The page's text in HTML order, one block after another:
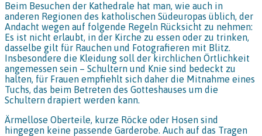
Beim Besuchen der Kathedrale hat man, wie auch in
anderen Regionen des katholischen Südeuropas üblich, der
Andacht wegen auf folgende Regeln Rücksicht zu nehmen:
Es ist nicht erlaubt, in der Kirche zu essen oder zu trinken,
dasselbe gilt für Rauchen und Fotografieren mit Blitz.
Insbesondere die Kleidung soll der kirchlichen Örtlichkeit
angemessen sein – Schultern und Knie sind bedeckt zu
halten, für Frauen empfiehlt sich daher die Mitnahme eines
Tuchs, das beim Betreten des Gotteshauses um die
Schultern drapiert werden kann.
Ärmellose Oberteile, kurze Röcke oder Hosen sind
hingegen keine passende Garderobe. Auch auf das Tragen